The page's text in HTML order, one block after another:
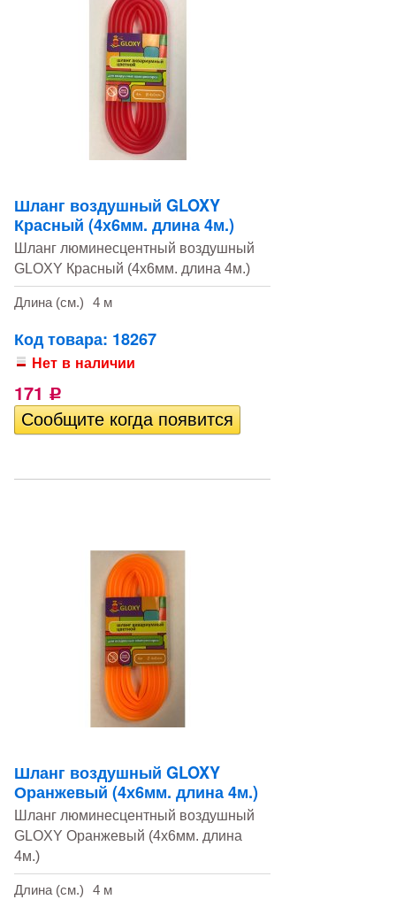
Шланг воздушный GLOXY
Красный (4х6мм. длина 4м.)
Шланг люминесцентный воздушный
GLOXY Красный (4х6мм. длина 4м.)
Длина (см.) 4 м
Код товара: 18267
Нет в наличии
171 Р
Шланг воздушный GLOXY
Оранжевый (4х6мм. длина 4м.)
Шланг люминесцентный воздушный
GLOXY Оранжевый (4х6мм. длина
4м.)
Длина (см.) 4 м